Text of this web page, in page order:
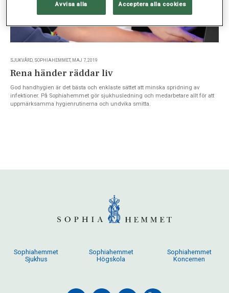
SJUKVÅRD, SOPHIAHEMMET, MAJ 7, 2019
Rena händer räddar liv
God handhygien är det bästa och enklaste sättet att minska spridning av
infektioner. På Sophiahemmet gör sjukhusledning och medarbetare allt för att
uppmärksamma hygienrutinerna och undvika smitta.
Sophiahemmet
Sjukhus
Sophiahemmet
Högskola
Sophiahemmet
Koncernen
Avvisa alla Acceptera alla cookies